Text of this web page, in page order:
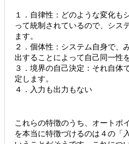
１．自律性：どのような変化も
って統制されているので、シス
ます。
２．個体性：システム自身で、
出することによって自己同一性
３．境界の自己決定：それ自体
定します。
４．入力も出力もない
これらの特徴のうち、オートポ
を本当に特徴づけるのは４の「